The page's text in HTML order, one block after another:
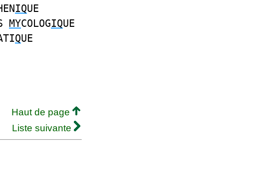
IQUE
MYCOLOGIQUE
QUE
Haut de page
Liste suivante